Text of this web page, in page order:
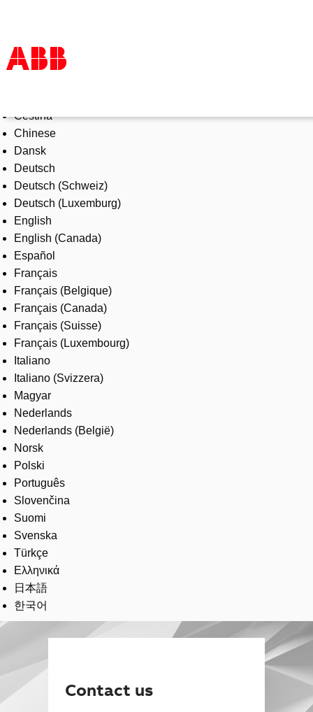
Products & Solutions
Industries
Services
About us
Where to buy
Contact us
Careers
Čeština
Chinese
Dansk
Deutsch
Deutsch (Schweiz)
Deutsch (Luxemburg)
English
English (Canada)
Español
Français
Français (Belgique)
Français (Canada)
Français (Suisse)
Français (Luxembourg)
Italiano
Italiano (Svizzera)
Magyar
Nederlands
Nederlands (België)
Norsk
Polski
Português
Slovenčina
Suomi
Svenska
Türkçe
Ελληνικά
日本語
한국어
Contact us